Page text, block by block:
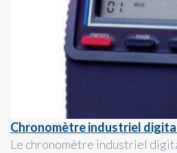
Chronomètre industriel
Le chronomètre industriel